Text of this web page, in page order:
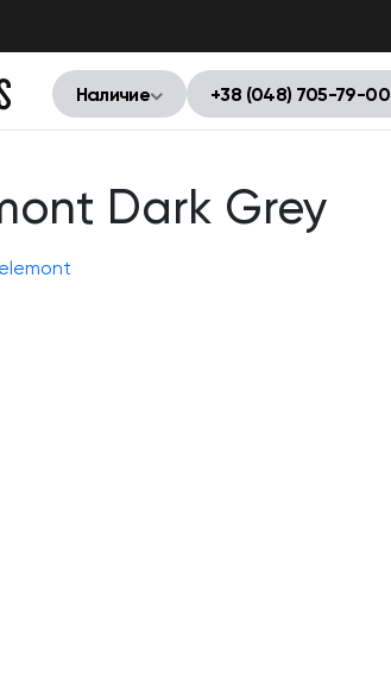
Наличие +38 (048) 705-79-00
Dark Grey